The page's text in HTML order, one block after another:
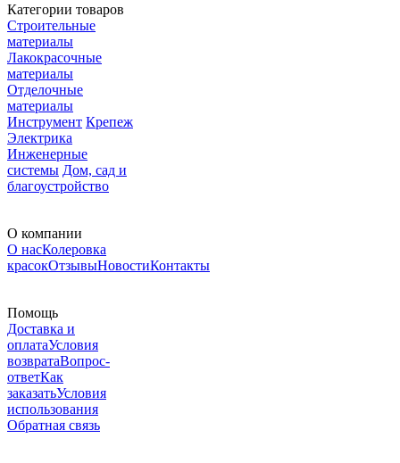
Категории товаров
Строительные
материалы
Лакокрасочные
материалы
Отделочные
материалы
Инструмент Крепеж
Электрика
Инженерные
системы Дом, сад и
благоустройство
О компании
О насКолеровка
красокОтзывыНовостиКонтакты
Помощь
Доставка и
оплатаУсловия
возвратаВопрос-
ответКак
заказатьУсловия
использования
Обратная связь